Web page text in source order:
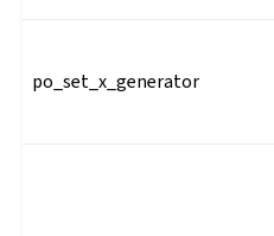
po_set_x_generator